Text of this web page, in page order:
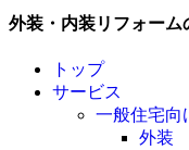
外装・内装リフォー
トップ
サービス
一般住宅向
外装